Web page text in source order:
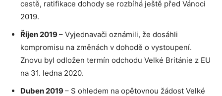
cestě, ratifikace dohody se rozbíhá ještě před Vánoci
2019.
Říjen 2019– Vyjednavači oznámili, že dosáhli
kompromisu na změnách v dohodě o vystoupení.
Znovu byl odložen termín odchodu Velké Británie z EU
na 31. ledna 2020.
Duben 2019– S ohledem na opětovnou žádost Velké